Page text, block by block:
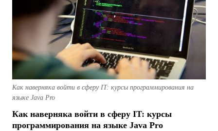
Как наверняка войти в сферу IT: курсы программирования на
языке Java Pro
Как наверняка войти в сферу IT: курсы
программирования на языке Java Pro